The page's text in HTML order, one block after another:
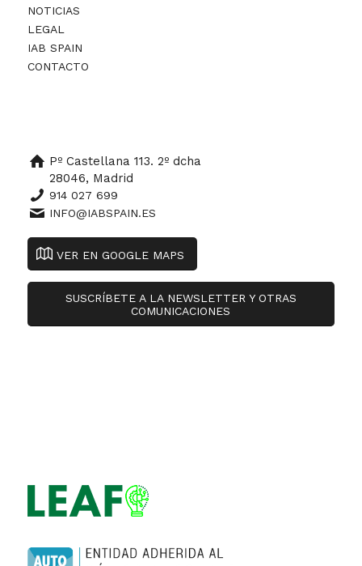
NOTICIAS
LEGAL
IAB SPAIN
CONTACTO
Pº Castellana 113. 2º dcha
28046, Madrid
914 027 699
INFO@IABSPAIN.ES
VER EN GOOGLE MAPS
SUSCRÍBETE A LA NEWSLETTER Y OTRAS
COMUNICACIONES